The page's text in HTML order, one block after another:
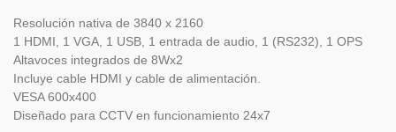
Resolución nativa de 3840 x 2160
1 HDMI, 1 VGA, 1 USB, 1 entrada de audio, 1 (RS232), 1 OPS
Altavoces integrados de 8Wx2
Incluye cable HDMI y cable de alimentación.
VESA 600x400
Diseñado para CCTV en funcionamiento 24x7